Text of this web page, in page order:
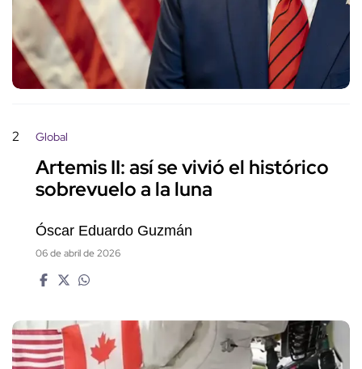
2 Global
Artemis II: así se vivió el histórico
sobrevuelo a la luna
Óscar Eduardo Guzmán
06 de abril de 2026